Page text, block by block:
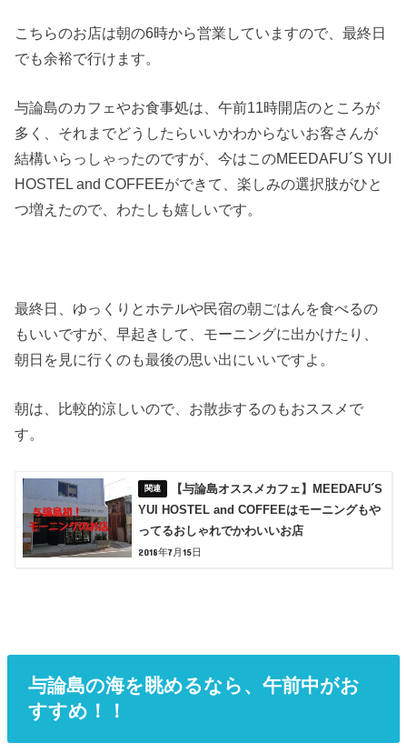
こちらのお店は朝の6時から営業していますので、最終日
でも余裕で行けます。
与論島のカフェやお食事処は、午前11時開店のところが
多く、それまでどうしたらいいかわからないお客さんが
結構いらっしゃったのですが、今はこのMEEDAFU´S YUI
HOSTEL and COFFEEができて、楽しみの選択肢がひと
つ増えたので、わたしも嬉しいです。
最終日、ゆっくりとホテルや民宿の朝ごはんを食べるの
もいいですが、早起きして、モーニングに出かけたり、
朝日を見に行くのも最後の思い出にいいですよ。
朝は、比較的涼しいので、お散歩するのもおススメで
す。
【与論島オススメカフェ】MEEDAFU´S
YUI HOSTEL and COFFEEはモーニングもや
ってるおしゃれでかわいいお店
2018年7月15日
与論島の海を眺めるなら、午前中がお
すすめ！！